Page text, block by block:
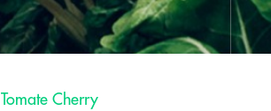
Tomate Cherry